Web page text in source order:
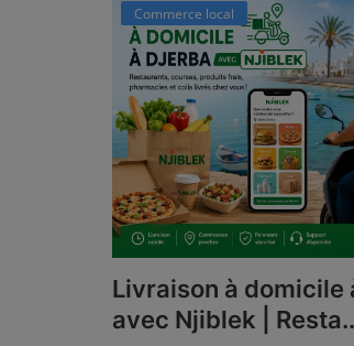
Commerce local
Livraison à domicile
avec Njiblek |